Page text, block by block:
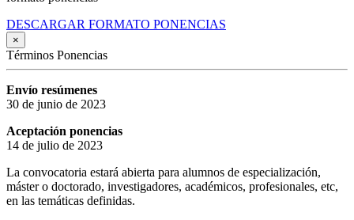
DESCARGAR FORMATO PONENCIAS
×
Términos Ponencias
Envío resúmenes
30 de junio de 2023
Aceptación ponencias
14 de julio de 2023
La convocatoria estará abierta para alumnos de especialización,
máster o doctorado, investigadores, académicos, profesionales, etc,
en las temáticas definidas.